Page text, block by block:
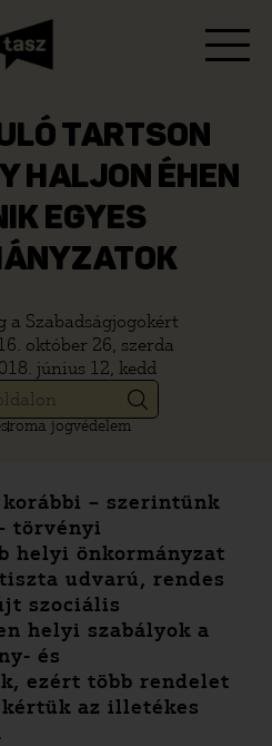
TARTSON
HALJON ÉHEN
EGYES
a Szabadságjogokért
október 26, szerda
június 12, kedd
roma jogvédelem
– szerintünk
törvényi
helyi önkormányzat
udvarú, rendes
szociális
helyi szabályok a
és
ezért több rendelet
az illetékes